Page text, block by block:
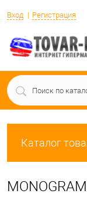
Вход Регистрация
Каталог